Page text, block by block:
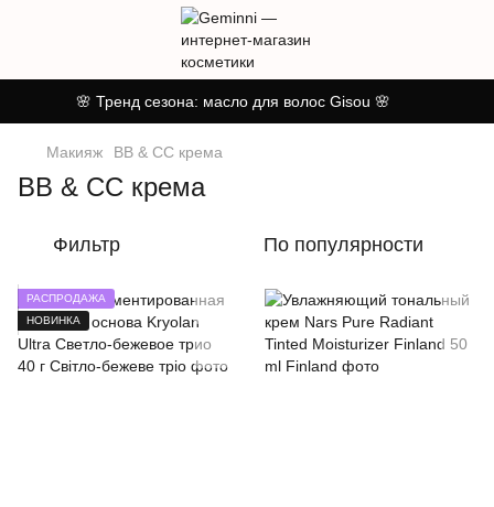
🌸 Тренд сезона: масло для волос Gisou 🌸
Макияж BB & CC крема
BB & CC крема
Фильтр По популярности
РАСПРОДАЖА
НОВИНКА